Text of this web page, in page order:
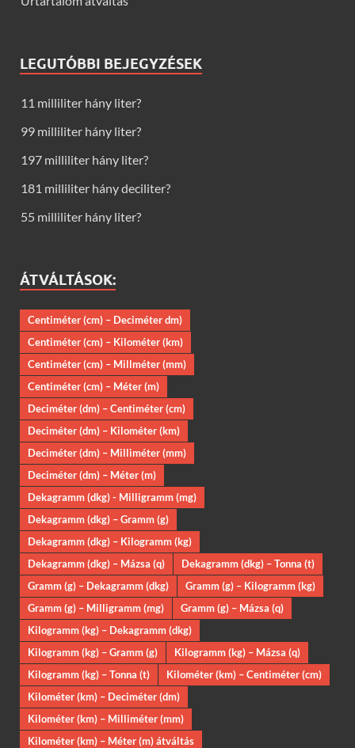
LEGUTÓBBI BEJEGYZÉSEK
11 milliliter hány liter?
99 milliliter hány liter?
197 milliliter hány liter?
181 milliliter hány deciliter?
55 milliliter hány liter?
ÁTVÁLTÁSOK:
Centiméter (cm) – Deciméter dm)
Centiméter (cm) – Kilométer (km)
Centiméter (cm) – Millméter (mm)
Centiméter (cm) – Méter (m)
Deciméter (dm) – Centiméter (cm)
Deciméter (dm) – Kilométer (km)
Deciméter (dm) – Milliméter (mm)
Deciméter (dm) – Méter (m)
Dekagramm (dkg) - Milligramm (mg)
Dekagramm (dkg) – Gramm (g)
Dekagramm (dkg) – Kilogramm (kg)
Dekagramm (dkg) – Mázsa (q)
Dekagramm (dkg) – Tonna (t)
Gramm (g) – Dekagramm (dkg)
Gramm (g) – Kilogramm (kg)
Gramm (g) – Milligramm (mg)
Gramm (g) – Mázsa (q)
Kilogramm (kg) – Dekagramm (dkg)
Kilogramm (kg) – Gramm (g)
Kilogramm (kg) – Mázsa (q)
Kilogramm (kg) – Tonna (t)
Kilométer (km) – Centiméter (cm)
Kilométer (km) – Deciméter (dm)
Kilométer (km) – Milliméter (mm)
Kilométer (km) – Méter (m) átváltás